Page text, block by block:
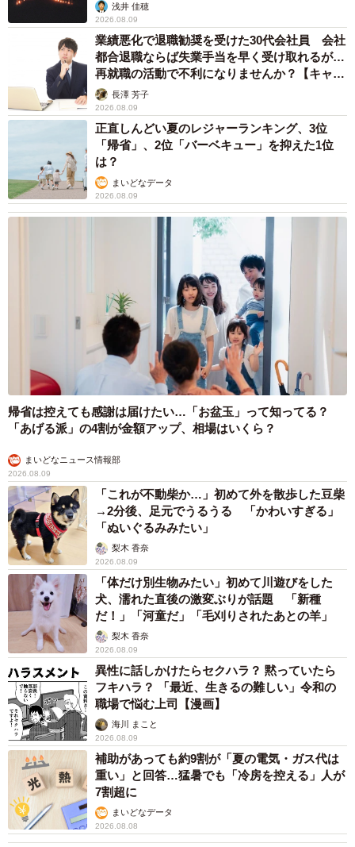
浅井 佳穂
2026.08.09
業績悪化で退職勧奨を受けた30代会社員 会社
都合退職ならば失業手当を早く受け取れるが…
再就職の活動で不利になりませんか？【キャリ
アカウンセラーが解説】
長澤 芳子
2026.08.09
正直しんどい夏のレジャーランキング、3位
「帰省」、2位「バーベキュー」を抑えた1位
は？
まいどなデータ
2026.08.09
帰省は控えても感謝は届けたい…「お盆玉」って知ってる？
「あげる派」の4割が金額アップ、相場はいくら？
まいどなニュース情報部
2026.08.09
「これが不動柴か…」初めて外を散歩した豆柴
→2分後、足元でうるうる 「かわいすぎる」
「ぬいぐるみみたい」
梨木 香奈
2026.08.09
「体だけ別生物みたい」初めて川遊びをした
犬、濡れた直後の激変ぶりが話題 「新種
だ！」「河童だ」「毛刈りされたあとの羊」
梨木 香奈
2026.08.09
異性に話しかけたらセクハラ？ 黙っていたら
フキハラ？ 「最近、生きるの難しい」令和の
職場で悩む上司【漫画】
海川 まこと
2026.08.09
補助があっても約9割が「夏の電気・ガス代は
重い」と回答…猛暑でも「冷房を控える」人が
7割超に
まいどなデータ
2026.08.08